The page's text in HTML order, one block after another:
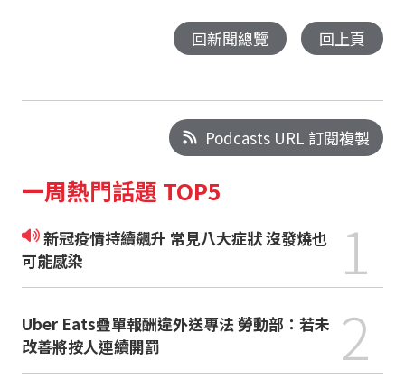
回新聞總覽 回上頁
Podcasts URL 訂閱複製
一周熱門話題 TOP5
新冠疫情持續飆升 常見八大症狀 沒發燒也
可能感染
1
Uber Eats疊單報酬違外送專法 勞動部：若未
改善將按人連續開罰
2